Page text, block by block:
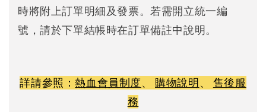
時將附上訂單明細及發票。若需開立統一編
號，請於下單結帳時在訂單備註中說明。
詳請參照：熱血會員制度、 購物說明、 售後服
務